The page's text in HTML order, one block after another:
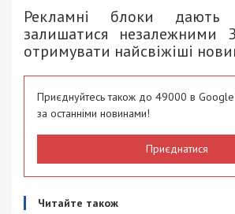
Рекламні блоки
залишатися
отримувати найсвіжіші
Приєднуйтесь також до 49000 в Google
за останніми новинами!
Приєднатися
Читайте також